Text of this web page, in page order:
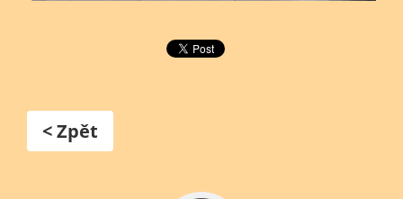
< Zpět